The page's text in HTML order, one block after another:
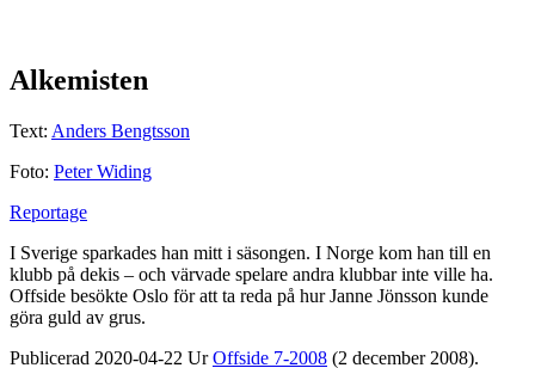
Alkemisten
Text: Anders Bengtsson
Foto: Peter Widing
Reportage
I Sverige sparkades han mitt i säsongen. I Norge kom han till en
klubb på dekis – och värvade spelare andra klubbar inte ville ha.
Offside besökte Oslo för att ta reda på hur Janne Jönsson kunde
göra guld av grus.
Publicerad 2020-04-22 UrOffside 7-2008 (2 december 2008).